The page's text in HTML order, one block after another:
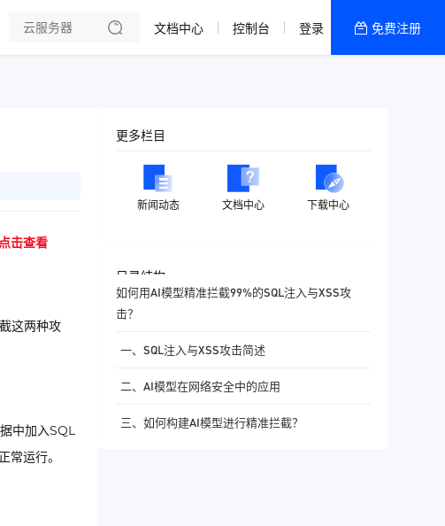
识库
香港精品CN2云
文档中心 控制台 登录 免费注册
点击查看
这两种攻
中加入SQL
运行。
更多栏目
新闻动态 文档中心 下载中心
目录结构
如何用AI模型精准拦截99%的SQL注入与XSS攻
击？
一、SQL注入与XSS攻击简述
二、AI模型在网络安全中的应用
三、如何构建AI模型进行精准拦截？